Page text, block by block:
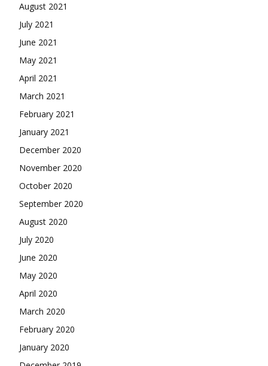
August 2021
July 2021
June 2021
May 2021
April 2021
March 2021
February 2021
January 2021
December 2020
November 2020
October 2020
September 2020
August 2020
July 2020
June 2020
May 2020
April 2020
March 2020
February 2020
January 2020